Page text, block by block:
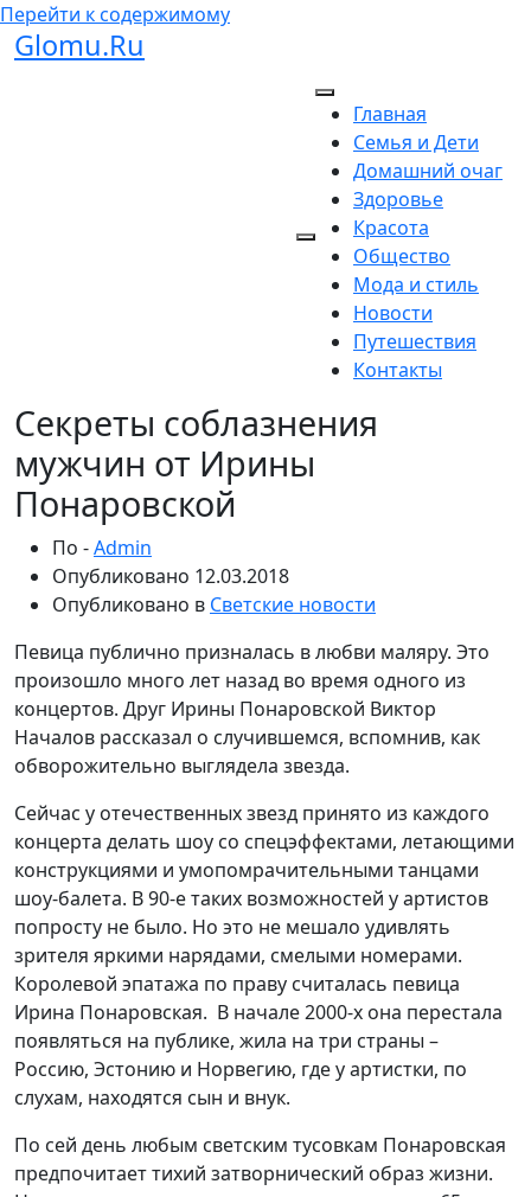
Перейти к содержимому
Glomu.Ru
Главная
Семья и Дети
Домашний очаг
Здоровье
Красота
Общество
Мода и стиль
Новости
Путешествия
Контакты
Секреты соблазнения
мужчин от Ирины
Понаровской
По -Admin
Опубликовано 12.03.2018
Опубликовано в Светские новости
Певица публично призналась в любви маляру. Это
произошло много лет назад во время одного из
концертов. Друг Ирины Понаровской Виктор
Началов рассказал о случившемся, вспомнив, как
обворожительно выглядела звезда.
Сейчас у отечественных звезд принято из каждого
концерта делать шоу со спецэффектами, летающими
конструкциями и умопомрачительными танцами
шоу-балета. В 90-е таких возможностей у артистов
попросту не было. Но это не мешало удивлять
зрителя яркими нарядами, смелыми номерами.
Королевой эпатажа по праву считалась певица
Ирина Понаровская. В начале 2000-х она перестала
появляться на публике, жила на три страны –
Россию, Эстонию и Норвегию, где у артистки, по
слухам, находятся сын и внук.
По сей день любым светским тусовкам Понаровская
предпочитает тихий затворнический образ жизни.